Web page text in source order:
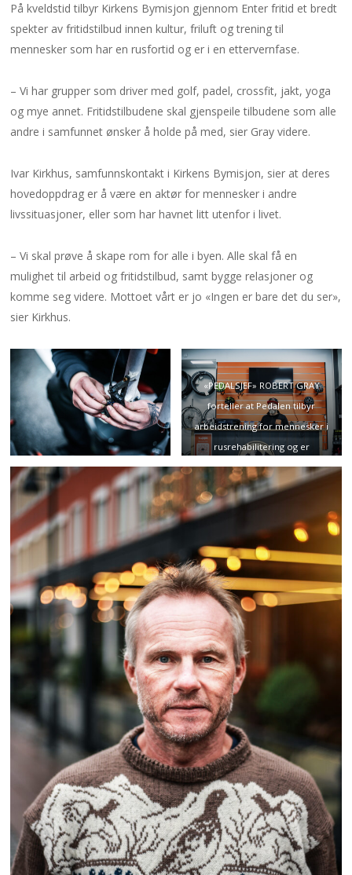
På kveldstid tilbyr Kirkens Bymisjon gjennom Enter fritid et bredt
spekter av fritidstilbud innen kultur, friluft og trening til
mennesker som har en rusfortid og er i en ettervernfase.
– Vi har grupper som driver med golf, padel, crossfit, jakt, yoga
og mye annet. Fritidstilbudene skal gjenspeile tilbudene som alle
andre i samfunnet ønsker å holde på med, sier Gray videre.
Ivar Kirkhus, samfunnskontakt i Kirkens Bymisjon, sier at deres
hovedoppdrag er å være en aktør for mennesker i andre
livssituasjoner, eller som har havnet litt utenfor i livet.
– Vi skal prøve å skape rom for alle i byen. Alle skal få en
mulighet til arbeid og fritidstilbud, samt bygge relasjoner og
komme seg videre. Mottoet vårt er jo «Ingen er bare det du ser»,
sier Kirkhus.
«PEDALSJEF» ROBERT GRAY
forteller at Pedalen tilbyr
arbeidstrening for mennesker i
rusrehabilitering og er
tiltaksarrangør for NAV.